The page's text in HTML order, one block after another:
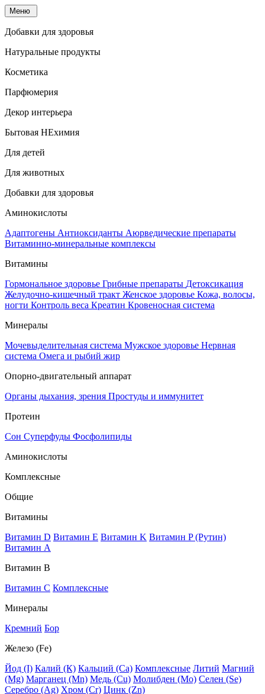
Меню
Добавки для здоровья
Натуральные продукты
Косметика
Парфюмерия
Декор интерьера
Бытовая НЕхимия
Для детей
Для животных
Добавки для здоровья
Аминокислоты
Адаптогены Антиоксиданты Аюрведические препараты
Витаминно-минеральные комплексы
Витамины
Гормональное здоровье Грибные препараты Детоксикация
Желудочно-кишечный тракт Женское здоровье Кожа, волосы,
ногти Контроль веса Креатин Кровеносная система
Минералы
Мочевыделительная система Мужское здоровье Нервная
система Омега и рыбий жир
Опорно-двигательный аппарат
Органы дыхания, зрения Простуды и иммунитет
Протеин
Сон Суперфуды Фосфолипиды
Аминокислоты
Комплексные
Общие
Витамины
Витамин D Витамин E Витамин K Витамин P (Рутин)
Витамин А
Витамин В
Витамин C Комплексные
Минералы
Кремний Бор
Железо (Fe)
Йод (I) Калий (К) Кальций (Са) Комплексные Литий Магний
(Mg) Марганец (Mn) Медь (Сu) Молибден (Мо) Селен (Se)
Серебро (Ag) Хром (Cr) Цинк (Zn)